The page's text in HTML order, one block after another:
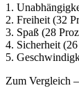
1.
2. Freiheit (32
3. Spaß (28
4. Sicherheit
5.
Zum Vergleich